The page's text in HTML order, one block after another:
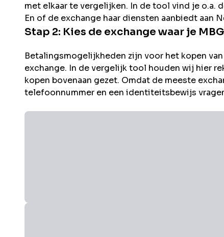
met elkaar te vergelijken. In de tool vind je
En of de exchange haar diensten aanbiedt aan
Stap 2: Kies de exchange waar je MBG
Betalingsmogelijkheden zijn voor het kopen van
exchange. In de vergelijk tool houden wij hier
kopen bovenaan gezet. Omdat de meeste
telefoonnummer en een identiteitsbewijs